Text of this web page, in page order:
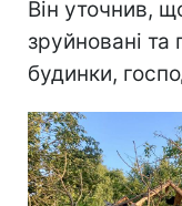
Він уточнив,
зруйновані
будинки,